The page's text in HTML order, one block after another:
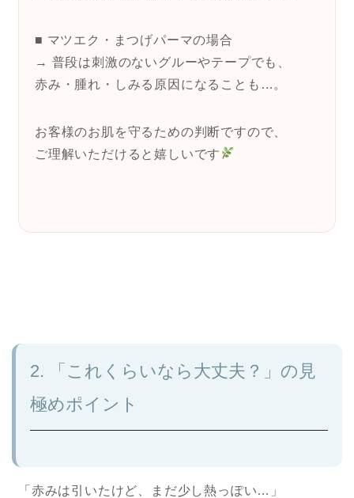
■ マツエク・まつげパーマの場合
→ 普段は刺激のないグルーやテープでも、
赤み・腫れ・しみる原因になることも…。
お客様のお肌を守るための判断ですので、
ご理解いただけると嬉しいです
2. 「これくらいなら大丈夫？」の見
極めポイント
「赤みは引いたけど、まだ少し熱っぽい…」